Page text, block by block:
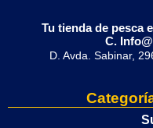
Tu tienda de pesca
C.
D. Avda. Sabinar,